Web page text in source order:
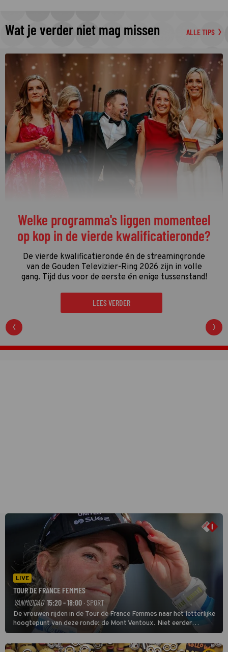
Wat je verder niet mag missen ALLE TIPS
Welke programma's liggen momenteel
op kop in de vierde kwalificatieronde?
De vierde kwalificatieronde én de streamingronde
van de Gouden Televizier-Ring 2026 zijn in volle
gang. Tijd dus voor de eerste én enige tussenstand!
LEES VERDER
LIVE
TOUR DE FRANCE FEMMES
VANMIDDAG 15:20 - 18:00 · SPORT
De vrouwen rijden in de Tour de France Femmes naar het letterlijke
hoogtepunt van deze ronde: de Mont Ventoux. Niet eerder
finishten de vrouwen voor deze koers op deze kale col uit de
buitencategorie. De aanloop naar de slotklim is vlak.